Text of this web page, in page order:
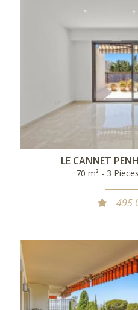
LE CANNET
70 m² - 3
495